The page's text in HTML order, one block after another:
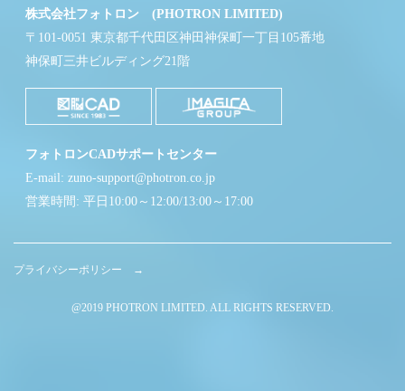
株式会社フォトロン (PHOTRON LIMITED)
〒101-0051 東京都千代田区神田神保町一丁目105番地
神保町三井ビルディング21階
フォトロンCADサポートセンター
E-mail: zuno-support@photron.co.jp
営業時間: 平日10:00～12:00/13:00～17:00
プライバシーポリシー →
@2019 PHOTRON LIMITED. ALL RIGHTS RESERVED.